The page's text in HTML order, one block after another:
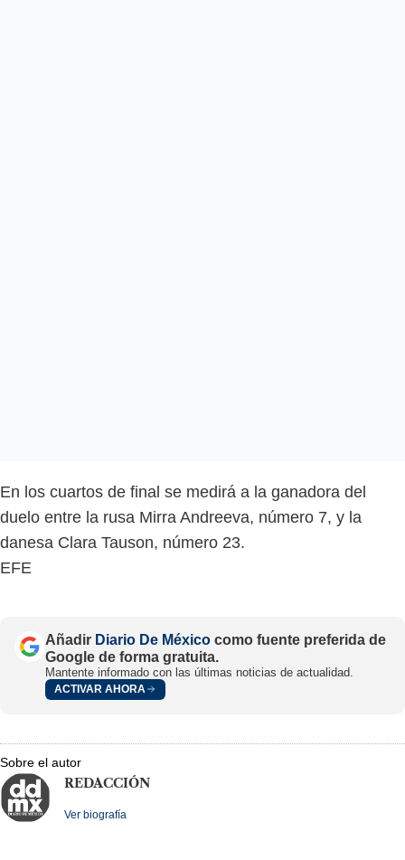
En los cuartos de final se medirá a la ganadora del
duelo entre la rusa Mirra Andreeva, número 7, y la
danesa Clara Tauson, número 23.
EFE
Añadir Diario De México como fuente preferida de
Google de forma gratuita.
Mantente informado con las últimas noticias de actualidad.
ACTIVAR AHORA
Sobre el autor
REDACCIÓN
Ver biografía